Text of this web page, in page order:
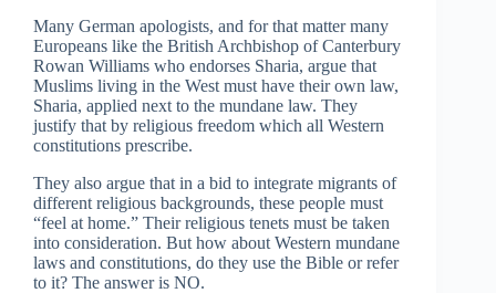
Many German apologists, and for that matter many
Europeans like the British Archbishop of Canterbury
Rowan Williams who endorses Sharia, argue that
Muslims living in the West must have their own law,
Sharia, applied next to the mundane law. They
justify that by religious freedom which all Western
constitutions prescribe.
They also argue that in a bid to integrate migrants of
different religious backgrounds, these people must
“feel at home.” Their religious tenets must be taken
into consideration. But how about Western mundane
laws and constitutions, do they use the Bible or refer
to it? The answer is NO.